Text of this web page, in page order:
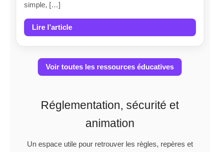
simple, […]
Lire l’article
Voir toutes les ressources éducatives
Réglementation, sécurité et
animation
Un espace utile pour retrouver les règles, repères et